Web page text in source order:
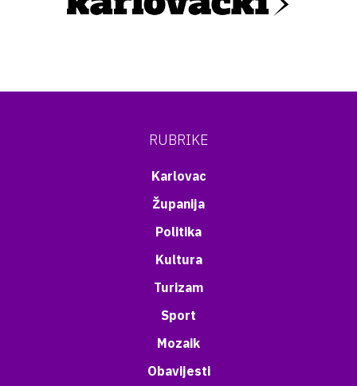
RUBRIKE
Karlovac
Županija
Politika
Kultura
Turizam
Sport
Mozaik
Obavijesti